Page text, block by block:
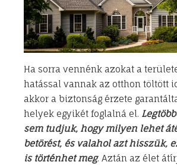
Ha sorra vennénk azokat a
hatással vannak az otthon töltött
akkor a biztonság érzete
helyek egyikét foglalná el.
sem tudjuk, hogy milyen lehet
betörést, és valahol azt hisszük,
is történhet meg. Aztán az élet